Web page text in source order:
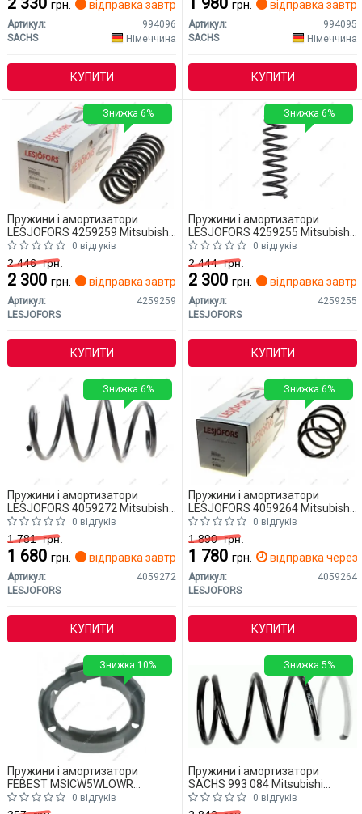
грн. відправка завтра
Артикул:
994096
SACHS
Німеччина
КУПИТИ
грн. відправка
Артикул:
994095
SACHS
Німеччина
КУПИТИ
Пружини і амортизатори
LESJOFORS 4259259 Mitsubishi
Outlander
0 відгуків
2 446грн.
2 300 грн. відправка завтра
Артикул:
4259259
LESJOFORS
КУПИТИ
Знижка 6%
Пружини і амортизатори
LESJOFORS 4259255 Mitsubishi
Outlander
0 відгуків
2 444грн.
2 300 грн. відправка
Артикул:
4259255
LESJOFORS
КУПИТИ
Знижка 6%
Пружини і амортизатори
LESJOFORS 4059272 Mitsubishi
Outlander
0 відгуків
1 781грн.
1 680 грн. відправка завтра
Артикул:
4059272
LESJOFORS
КУПИТИ
Знижка 6%
Пружини і амортизатори
LESJOFORS 4059264 Mitsubishi
Outlander
0 відгуків
1 890грн.
1 780 грн. відправка через
Артикул:
4059264
LESJOFORS
КУПИТИ
Знижка 6%
Пружини і амортизатори
FEBEST MSICW5WLOWR
Mitsubishi Outlander
0 відгуків
Знижка 10%
Пружини і амортизатори
SACHS 993 084 Mitsubishi
Outlander
0 відгуків
Знижка 5%